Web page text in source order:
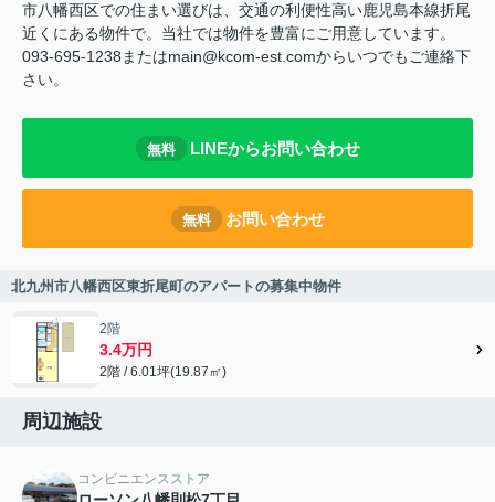
市八幡西区での住まい選びは、交通の利便性高い鹿児島本線折尾
近くにある物件で。当社では物件を豊富にご用意しています。
093-695-1238またはmain@kcom-est.comからいつでもご連絡下
さい。
無料 LINEからお問い合わせ
無料 お問い合わせ
北九州市八幡西区東折尾町のアパートの募集中物件
2階
3.4万円
2階 / 6.01坪(19.87㎡)
周辺施設
コンビニエンスストア